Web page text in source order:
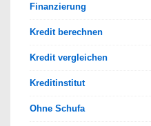
Finanzierung
Kredit berechnen
Kredit vergleichen
Kreditinstitut
Ohne Schufa